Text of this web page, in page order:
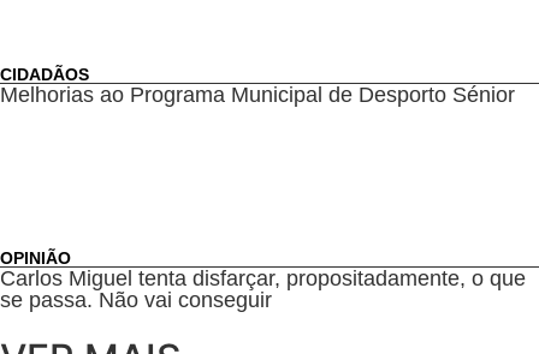
CIDADÃOS
Melhorias ao Programa Municipal de Desporto Sénior
OPINIÃO
Carlos Miguel tenta disfarçar, propositadamente, o que
se passa. Não vai conseguir